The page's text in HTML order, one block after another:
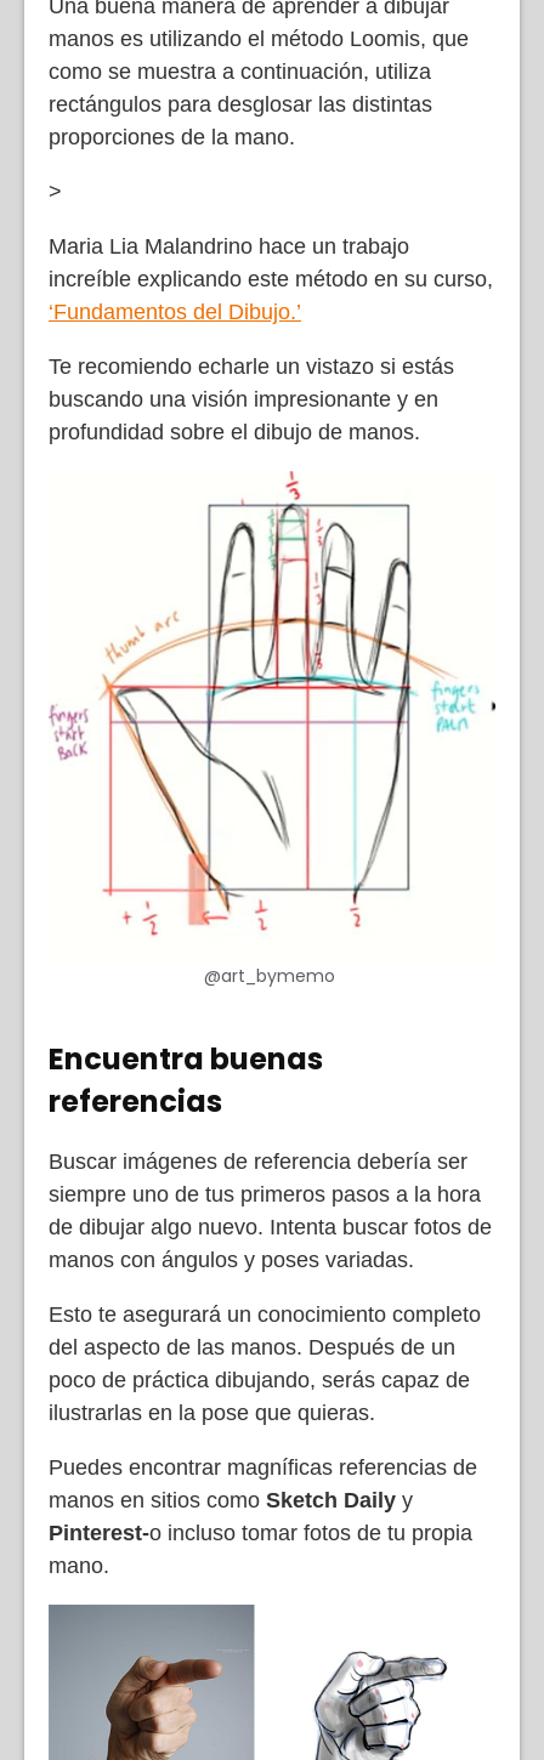
Una buena manera de aprender a dibujar
manos es utilizando el método Loomis, que
como se muestra a continuación, utiliza
rectángulos para desglosar las distintas
proporciones de la mano.
>
Maria Lia Malandrino hace un trabajo
increíble explicando este método en su curso,
‘Fundamentos del Dibujo.’
Te recomiendo echarle un vistazo si estás
buscando una visión impresionante y en
profundidad sobre el dibujo de manos.
@art_bymemo
Encuentra buenas
referencias
Buscar imágenes de referencia debería ser
siempre uno de tus primeros pasos a la hora
de dibujar algo nuevo. Intenta buscar fotos de
manos con ángulos y poses variadas.
Esto te asegurará un conocimiento completo
del aspecto de las manos. Después de un
poco de práctica dibujando, serás capaz de
ilustrarlas en la pose que quieras.
Puedes encontrar magníficas referencias de
manos en sitios como Sketch Daily y
Pinterest-o incluso tomar fotos de tu propia
mano.